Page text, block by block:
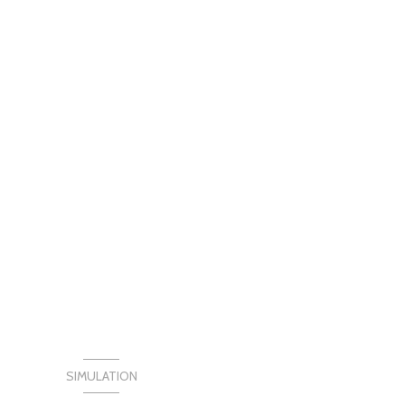
SIMULATION